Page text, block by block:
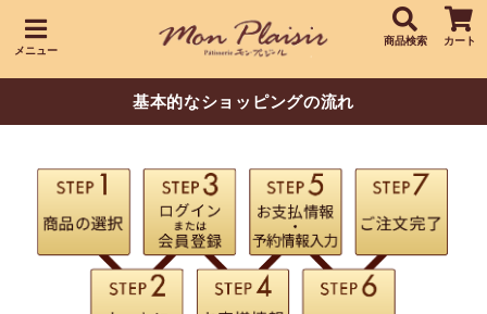
メニュー
商品検索 カート
基本的なショッピングの流れ